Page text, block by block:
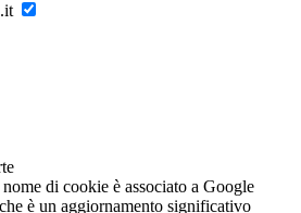
di cookie è associato a Google
è un aggiornamento significativo